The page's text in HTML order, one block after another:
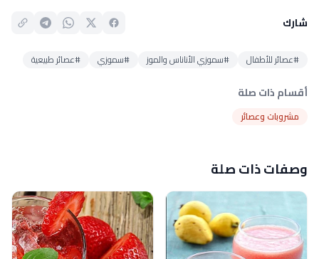
شارك
#عصائر للأطفال #سموزي الأناناس والموز #سموزي #عصائر طبيعية
أقسام ذات صلة
مشروبات وعصائر
وصفات ذات صلة